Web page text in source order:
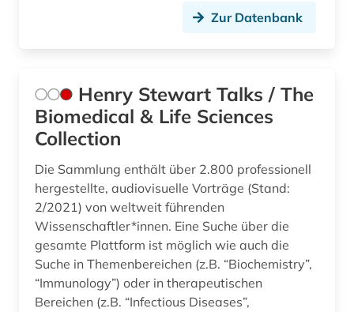
Zur Datenbank
Henry Stewart Talks / The
Biomedical & Life Sciences
Collection
Die Sammlung enthält über 2.800 professionell
hergestellte, audiovisuelle Vorträge (Stand:
2/2021) von weltweit führenden
Wissenschaftler*innen. Eine Suche über die
gesamte Plattform ist möglich wie auch die
Suche in Themenbereichen (z.B. “Biochemistry”,
“Immunology”) oder in therapeutischen
Bereichen (z.B. “Infectious Diseases”,